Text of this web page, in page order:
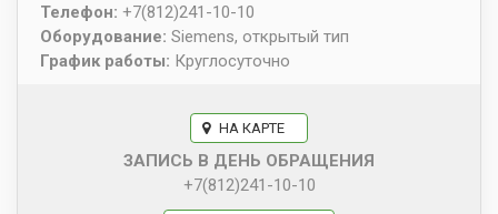
Телефон: +7(812)241-10-10
Оборудование: Siemens, открытый тип
График работы: Круглосуточно
НА КАРТЕ
ЗАПИСЬ В ДЕНЬ ОБРАЩЕНИЯ
+7(812)241-10-10